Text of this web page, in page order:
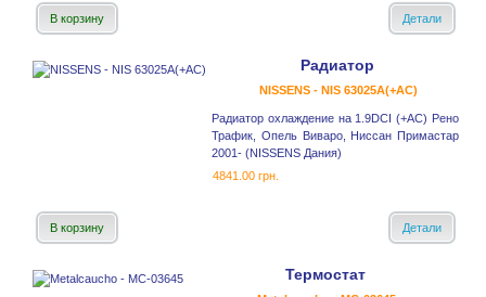
В корзину Детали
Радиатор
NISSENS - NIS 63025A(+AC)
Радиатор охлаждение на 1.9DCI (+AC) Рено
Трафик, Опель Виваро, Ниссан Примастар
2001- (NISSENS Дания)
4841.00 грн.
В корзину Детали
Термостат